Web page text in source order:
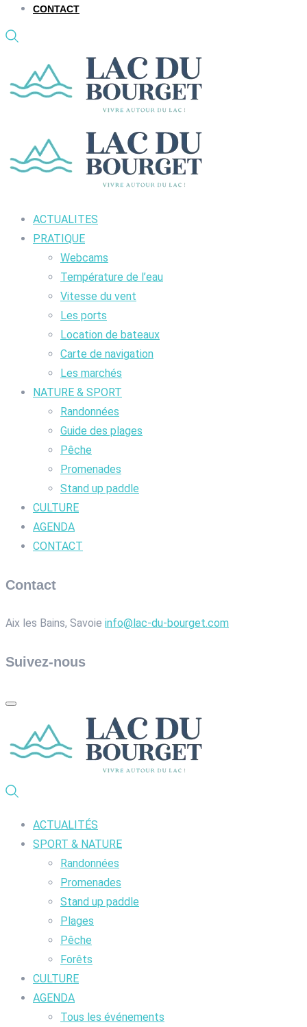
CONTACT
ACTUALITES
PRATIQUE
Webcams
Température de l’eau
Vitesse du vent
Les ports
Location de bateaux
Carte de navigation
Les marchés
NATURE & SPORT
Randonnées
Guide des plages
Pêche
Promenades
Stand up paddle
CULTURE
AGENDA
CONTACT
Contact
Aix les Bains, Savoie info@lac-du-bourget.com
Suivez-nous
ACTUALITÉS
SPORT & NATURE
Randonnées
Promenades
Stand up paddle
Plages
Pêche
Forêts
CULTURE
AGENDA
Tous les événements